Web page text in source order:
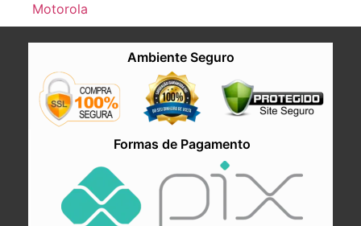
Motorola
Ambiente Seguro
Formas de Pagamento